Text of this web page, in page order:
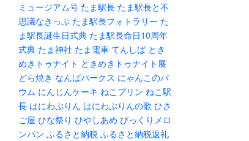
ミュージアム号 たま駅長 たま駅長と不
思議なきっぷ たま駅長フォトラリー た
ま駅長誕生日式典 たま駅長命日10周年
式典 たま神社 たま電車 てんしば とき
めきトゥナイト ときめきトゥナイト展
どら焼き なんばパークス にゃんこのバ
ウム にんじんケーキ ねこプリン ねこ駅
長 はにわぷりん はにわぷりんの歌 ひさ
ご屋 ひな祭り ひやしあめ びっくりメロ
ンパン ふるさと納税 ふるさと納税返礼